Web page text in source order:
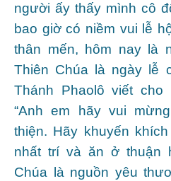
người ấy thấy mình cô
bao giờ có niềm vui lễ
thân mến, hôm nay là
Thiên Chúa là ngày lễ
Thánh Phaolô viết
“Anh em hãy vui
thiện. Hãy khuyến
nhất trí và ăn ở thuận
Chúa là nguồn yêu